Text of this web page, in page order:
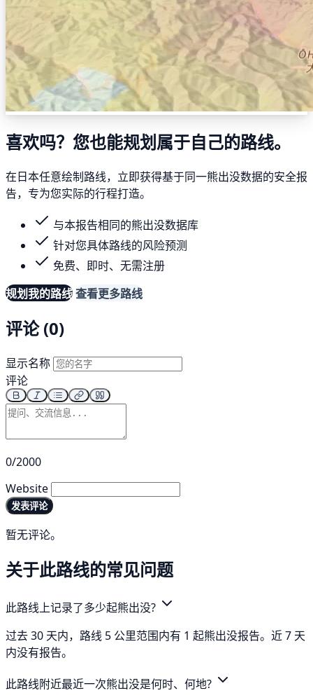
喜欢吗？您也能规划属于自己的路线。
在日本任意绘制路线，立即获得基于同一熊出没数据的安全报
告，专为您实际的行程打造。
与本报告相同的熊出没数据库
针对您具体路线的风险预测
免费、即时、无需注册
规划我的路线查看更多路线
评论 (0)
显示名称
评论
0/2000
Website
发表评论
暂无评论。
关于此路线的常见问题
此路线上记录了多少起熊出没?
过去 30 天内，路线 5 公里范围内有 1 起熊出没报告。近 7 天
内没有报告。
此路线附近最近一次熊出没是何时、何地?